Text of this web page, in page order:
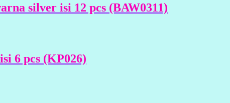
silver isi 12 pcs (BAW0311)
6 pcs (KP026)